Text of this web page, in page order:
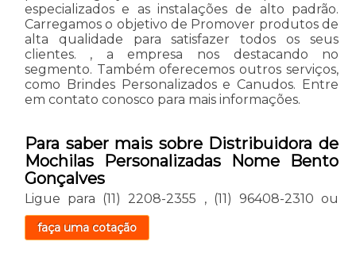
especializados e as instalações de alto padrão.
Carregamos o objetivo de Promover produtos de
alta qualidade para satisfazer todos os seus
clientes. , a empresa nos destacando no
segmento. Também oferecemos outros serviços,
como Brindes Personalizados e Canudos. Entre
em contato conosco para mais informações.
Para saber mais sobre Distribuidora de
Mochilas Personalizadas Nome Bento
Gonçalves
Ligue para (11) 2208-2355 , (11) 96408-2310 ou
faça uma cotação